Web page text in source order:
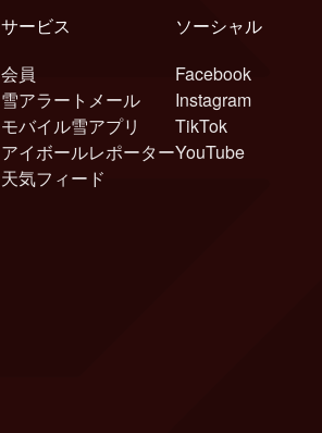
サービス
会員
雪アラートメール
モバイル雪アプリ
アイボールレポーター
天気フィード
ソーシャル
Facebook
Instagram
TikTok
YouTube